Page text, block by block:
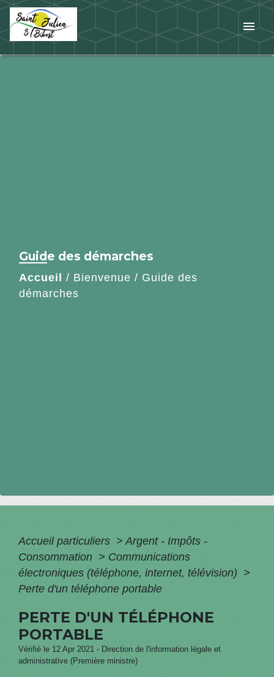
menu
Guide des démarches
Accueil / Bienvenue / Guide des
démarches
Accueil particuliers > Argent - Impôts -
Consommation > Communications
électroniques (téléphone, internet, télévision) >
Perte d'un téléphone portable
PERTE D'UN TÉLÉPHONE
PORTABLE
Vérifié le 12 Apr 2021 - Direction de l'information légale et
administrative (Première ministre)